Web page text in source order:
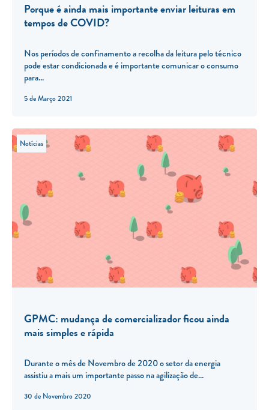
5 de Março 2021
Porque é ainda mais importante enviar leituras em
tempos de COVID?
Nos períodos de confinamento a recolha da leitura pelo técnico
pode estar condicionada e é importante comunicar o consumo
para...
30 de Novembro 2020
Notícias
GPMC: mudança de comercializador ficou ainda
mais simples e rápida
Durante o mês de Novembro de 2020 o setor da energia
assistiu a mais um importante passo na agilização de...